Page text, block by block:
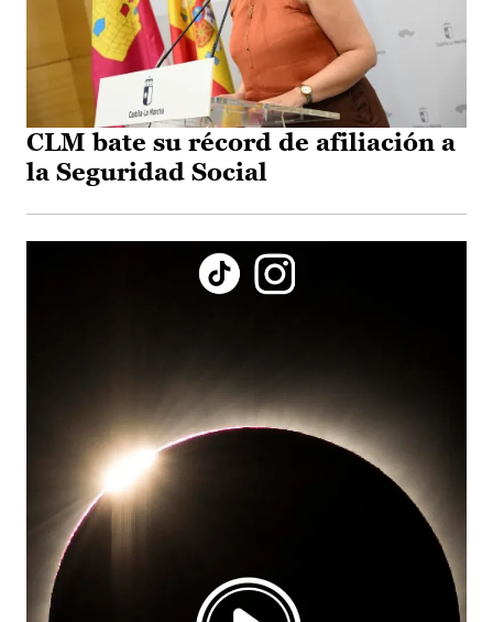
CLM bate su récord de afiliación a
la Seguridad Social